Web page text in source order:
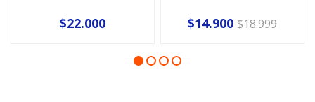
$22.000 $14.900 $18.999